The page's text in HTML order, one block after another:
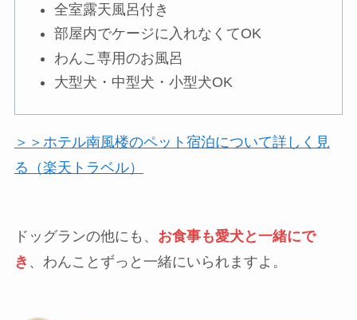
全室露天風呂付き
部屋内でケージに入れなくてOK
わんこ専用のお風呂
大型犬・中型犬・小型犬OK
＞＞ホテル南風楼のペット宿泊について詳しく見
る（楽天トラベル）
ドッグランの他にも、 お食事も愛犬と一緒にで
き 、わんことずっと一緒にいられますよ。